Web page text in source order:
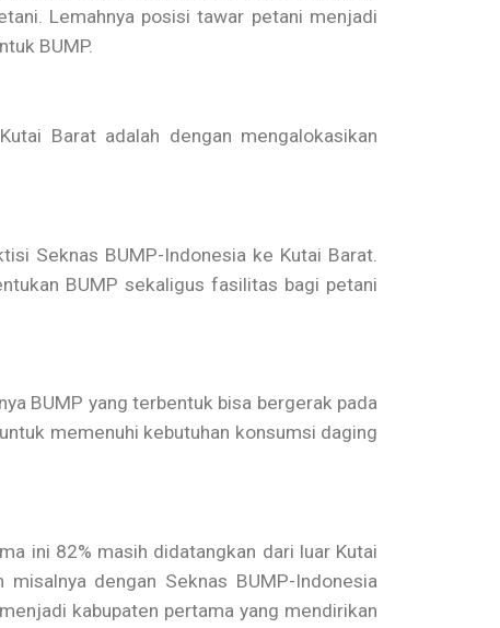
Lemahnya posisi tawar petani menjadi
BUMP.
Barat adalah dengan mengalokasikan
Seknas BUMP-Indonesia ke Kutai Barat.
BUMP sekaligus fasilitas bagi petani
BUMP yang terbentuk bisa bergerak pada
memenuhi kebutuhan konsumsi daging
ini 82% masih didatangkan dari luar Kutai
dengan Seknas BUMP-Indonesia
kabupaten pertama yang mendirikan